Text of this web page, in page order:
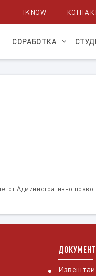
IKNOW
СОРАБОТКА
Административно право
Извештаи